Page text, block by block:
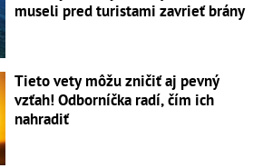
museli pred turistami zavrieť brány
Tieto vety môžu zničiť aj pevný
vzťah! Odborníčka radí, čím ich
nahradiť